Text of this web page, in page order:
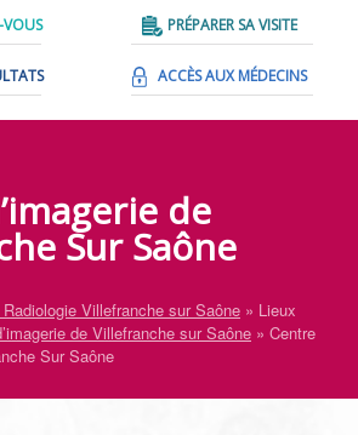
VOUS PRÉPARER SA VISITE
ACCÈS AUX MÉDECINS
de
Sur Saône
Villefranche sur Saône
Lieux
de Villefranche sur Saône
Centre
Sur Saône